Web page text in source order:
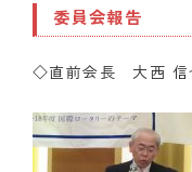
委員会報告
◇直前会長 大西 信